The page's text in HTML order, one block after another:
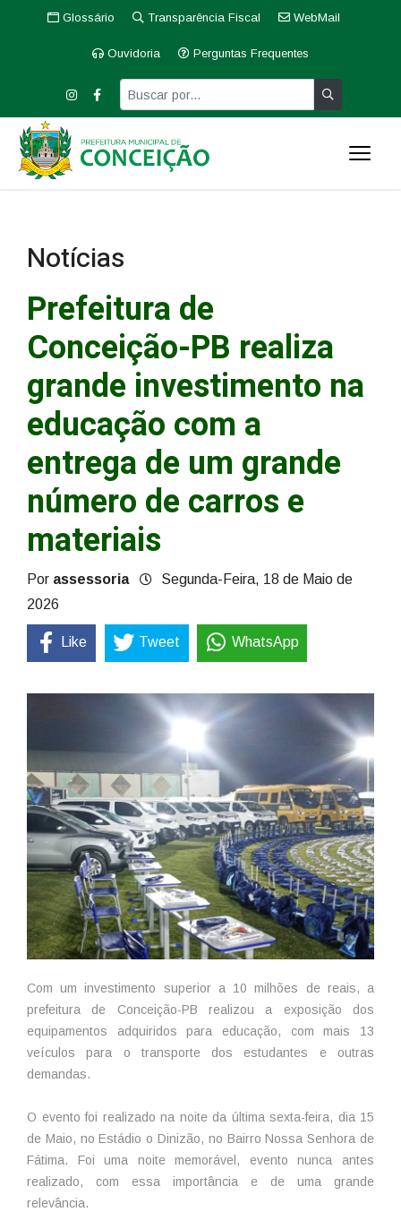
Glossário Transparência Fiscal WebMail
Ouvidoria Perguntas Frequentes
Notícias
Prefeitura de
Conceição-PB realiza
grande investimento na
educação com a
entrega de um grande
número de carros e
materiais
Por assessoria
Segunda-Feira, 18 de Maio de
2026
Like Tweet WhatsApp
Com um investimento superior a 10 milhões de reais, a
prefeitura de Conceição-PB realizou a exposição dos
equipamentos adquiridos para educação, com mais 13
veículos para o transporte dos estudantes e outras
demandas.
O evento foi realizado na noite da última sexta-feira, dia 15
de Maio, no Estádio o Dinizão, no Bairro Nossa Senhora de
Fátima. Foi uma noite memorável, evento nunca antes
realizado, com essa importância e de uma grande
relevância.